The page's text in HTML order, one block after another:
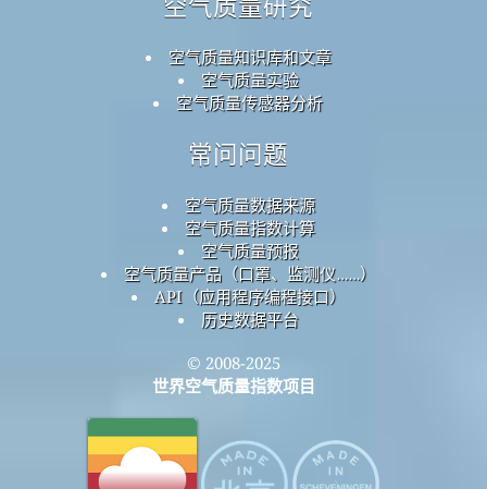
空气质量知识库和文章
空气质量实验
空气质量传感器分析
常问问题
空气质量数据来源
空气质量指数计算
空气质量预报
空气质量产品（口罩、监测仪……）
API（应用程序编程接口）
历史数据平台
© 2008-2025
世界空气质量指数项目